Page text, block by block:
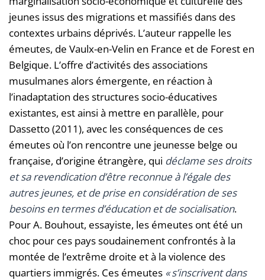
jeunes issus des migrations et massifiés dans des
contextes urbains déprivés. L’auteur rappelle les
émeutes, de Vaulx-en-Velin en France et de Forest en
Belgique. L’offre d’activités des associations
musulmanes alors émergente, en réaction à
l’inadaptation des structures socio-éducatives
existantes, est ainsi à mettre en parallèle, pour
Dassetto (2011), avec les conséquences de ces
émeutes où l’on rencontre une jeunesse belge ou
française, d’origine étrangère, qui déclame ses droits
et sa revendication d’être reconnue à l’égale des
autres jeunes, et de prise en considération de ses
besoins en termes d’éducation et de socialisation.
Pour A. Bouhout, essayiste, les émeutes ont été un
choc pour ces pays soudainement confrontés à la
montée de l’extrême droite et à la violence des
quartiers immigrés. Ces émeutes « s’inscrivent dans